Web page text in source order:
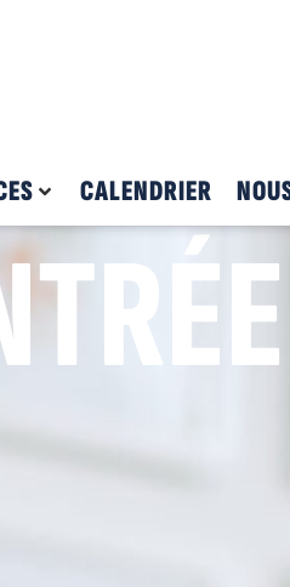
CALENDRIER